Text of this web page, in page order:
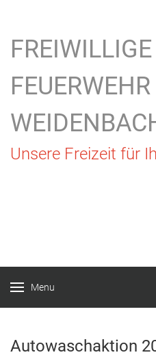
FREIWILLIGE
FEUERWEHR
Unsere Freizeit für
Menu
Autowaschaktion